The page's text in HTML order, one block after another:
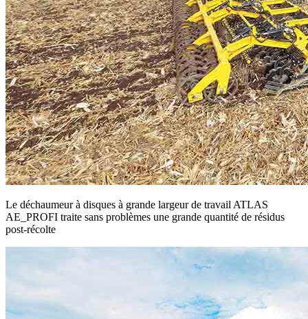
Le déchaumeur à disques à grande largeur de travail ATLAS
AE_PROFI traite sans problèmes une grande quantité de résidus
post-récolte